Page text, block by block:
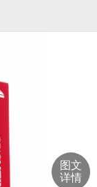
图文
详情